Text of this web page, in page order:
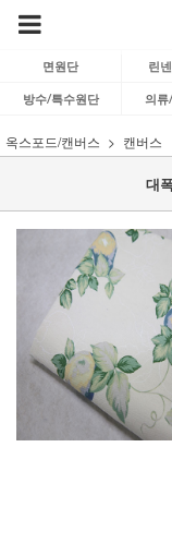
면원단 린
방수/특수원단 의류
옥스포드/캔버스 캔버스
대